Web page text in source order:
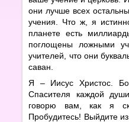
они лучше всех
учения. Что ж, я
планете есть
поглощены ложными
учителей, что они
саван.
Я – Иисус Христос.
Спасителя каждой
говорю вам, как я
Пробудитесь! Выйдите